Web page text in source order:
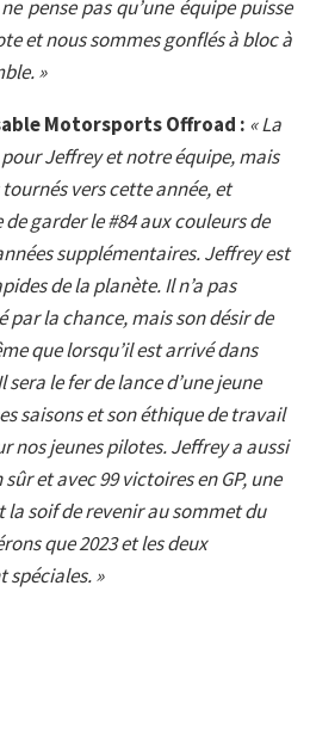
pense pas qu’une équipe puisse
et nous sommes gonflés à bloc à
»
Motorsports Offroad : « La
Jeffrey et notre équipe, mais
vers cette année, et
de garder le #84 aux couleurs de
supplémentaires. Jeffrey est
de la planète. Il n’a pas
la chance, mais son désir de
que lorsqu’il est arrivé dans
sera le fer de lance d’une jeune
saisons et son éthique de travail
nos jeunes pilotes. Jeffrey a aussi
et avec 99 victoires en GP, une
la soif de revenir au sommet du
que 2023 et les deux
spéciales. »